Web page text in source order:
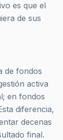
es que el
de sus
de fondos
activa
en fondos
diferencia,
decenas
final.